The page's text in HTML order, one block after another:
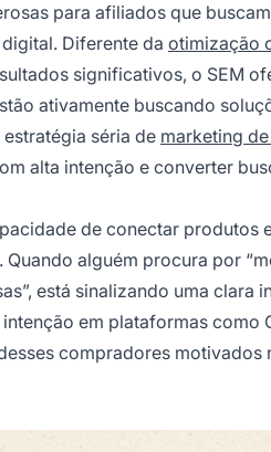
para afiliados que
Diferente da otimização
significativos, o SEM
ativamente buscando
séria de marketing
alta intenção e converter
de conectar produtos
alguém procura por
está sinalizando uma clara
em plataformas como
compradores motivados